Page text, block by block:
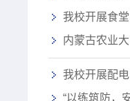
我校开展食
内蒙古农业
我校开展配
“以练筑防，